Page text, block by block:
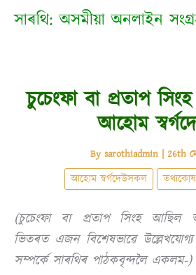
সাৰথি: অসমীয়া অনলাইন
চুচেংফা বা প্ৰতাপ
আহোম
By sarothiadmin | 26th
আহোম স্বৰ্গদেউসকল তথ্যকোষ
(চুচেংফা বা প্ৰতাপ সিংহ আছিল
ভিতৰত এজন বিশেষভাৱে উল্লেখযোগ্য
সম্পৰ্কে সাৰথিৰ পাঠকবৃন্দলৈ একলম-)